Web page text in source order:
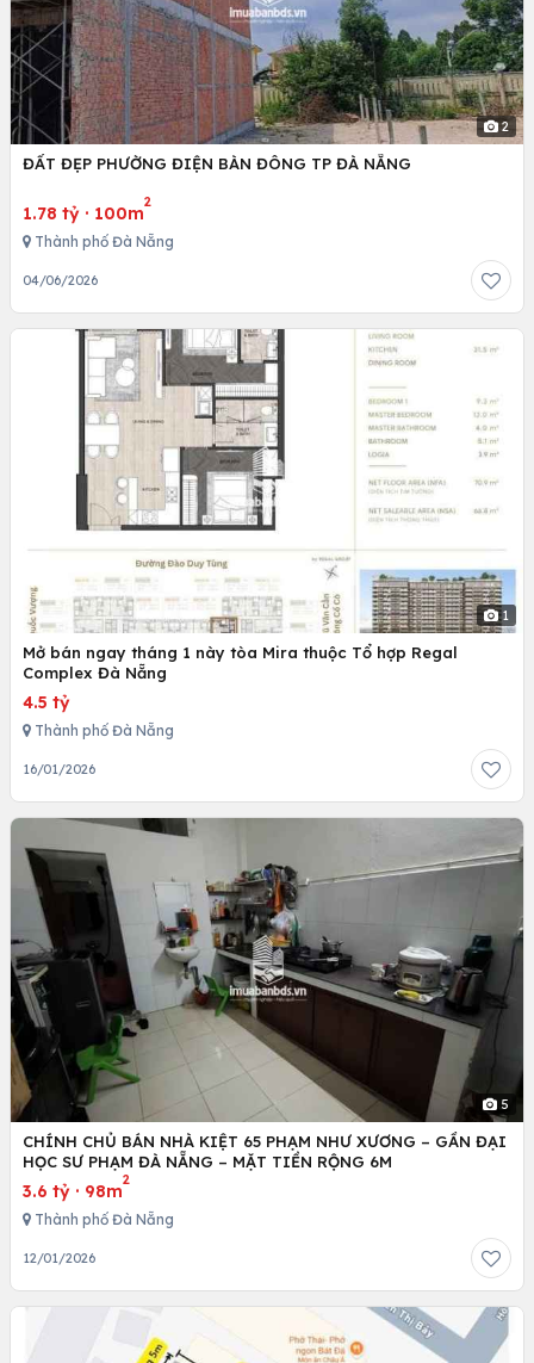
2
ĐẤT ĐẸP PHƯỜNG ĐIỆN BÀN ĐÔNG TP ĐÀ NẴNG
1.78 tỷ · 100m
2
Thành phố Đà Nẵng
04/06/2026
1
Mở bán ngay tháng 1 này tòa Mira thuộc Tổ hợp Regal
Complex Đà Nẵng
4.5 tỷ
Thành phố Đà Nẵng
16/01/2026
5
CHÍNH CHỦ BÁN NHÀ KIỆT 65 PHẠM NHƯ XƯƠNG – GẦN ĐẠI
HỌC SƯ PHẠM ĐÀ NẴNG – MẶT TIỀN RỘNG 6M
3.6 tỷ · 98m
2
Thành phố Đà Nẵng
12/01/2026